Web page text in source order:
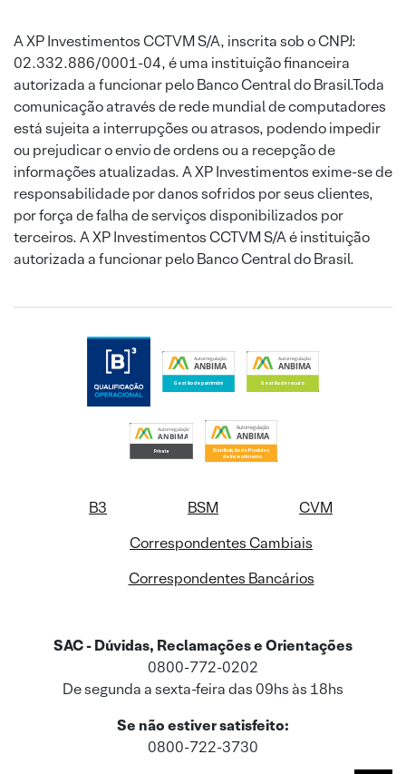
A XP Investimentos CCTVM S/A, inscrita sob o CNPJ:
02.332.886/0001-04, é uma instituição financeira
autorizada a funcionar pelo Banco Central do Brasil.Toda
comunicação através de rede mundial de computadores
está sujeita a interrupções ou atrasos, podendo impedir
ou prejudicar o envio de ordens ou a recepção de
informações atualizadas. A XP Investimentos exime-se de
responsabilidade por danos sofridos por seus clientes,
por força de falha de serviços disponibilizados por
terceiros. A XP Investimentos CCTVM S/A é instituição
autorizada a funcionar pelo Banco Central do Brasil.
B3 BSM
CVM
Correspondentes Cambiais
Correspondentes Bancários
SAC - Dúvidas, Reclamações e Orientações
0800-772-0202
De segunda a sexta-feira das 09hs às 18hs
Se não estiver satisfeito:
0800-722-3730